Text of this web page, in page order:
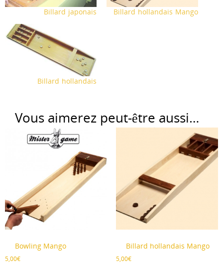
Billard japonais Billard hollandais Mango
Billard hollandais
Vous aimerez peut-être aussi…
Bowling Mango
5,00€
Billard hollandais Mango
5,00€